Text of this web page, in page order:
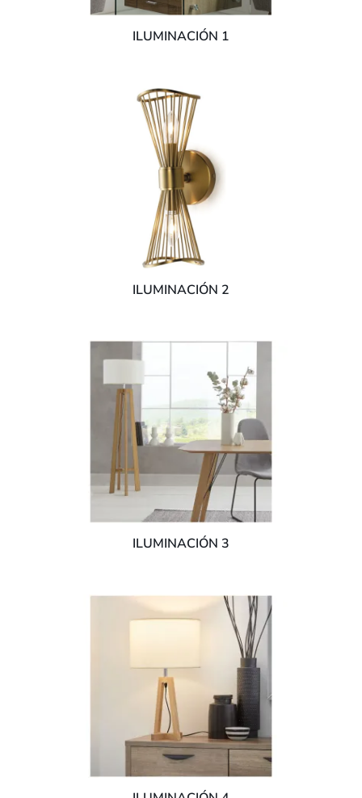
ILUMINACIÓN 1
ILUMINACIÓN 2
ILUMINACIÓN 3